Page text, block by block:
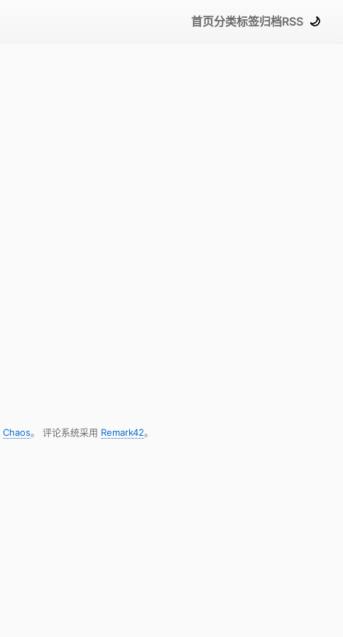
首页分类标签归档RSS 🌙
Chaos。 评论系统采用 Remark42。